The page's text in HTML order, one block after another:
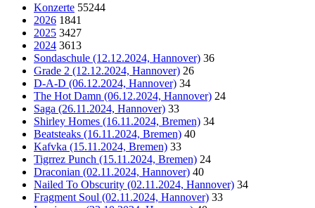
Konzerte 55244
2026 1841
2025 3427
2024 3613
Sondaschule (12.12.2024, Hannover) 36
Grade 2 (12.12.2024, Hannover) 26
D-A-D (06.12.2024, Hannover) 34
The Hot Damn (06.12.2024, Hannover) 24
Saga (26.11.2024, Hannover) 33
Shirley Homes (16.11.2024, Bremen) 34
Beatsteaks (16.11.2024, Bremen) 40
Kafvka (15.11.2024, Bremen) 33
Tigrrez Punch (15.11.2024, Bremen) 24
Draconian (02.11.2024, Hannover) 40
Nailed To Obscurity (02.11.2024, Hannover) 34
Fragment Soul (02.11.2024, Hannover) 33